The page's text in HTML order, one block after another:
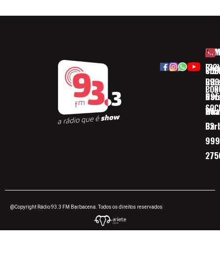
(32)
32
@Copyright Rádio 93.3 FM Barbacena. Todos os direitos reservados